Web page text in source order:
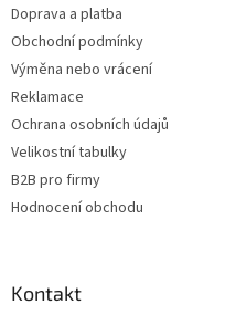
Doprava a platba
Obchodní podmínky
Výměna nebo vrácení
Reklamace
Ochrana osobních údajů
Velikostní tabulky
B2B pro firmy
Hodnocení obchodu
Kontakt